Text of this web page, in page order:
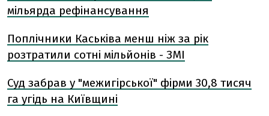
мільярда рефінансування
Поплічники Каськіва менш ніж за рік
розтратили сотні мільйонів - ЗМІ
Суд забрав у "межигірської" фірми 30,8 тисяч
га угідь на Київщині